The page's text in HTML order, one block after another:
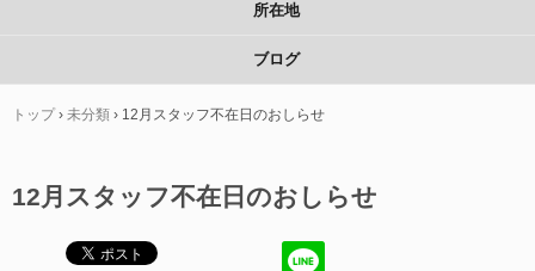
所在地
ブログ
トップ › 未分類 › 12月スタッフ不在日のおしらせ
12月スタッフ不在日のおしらせ